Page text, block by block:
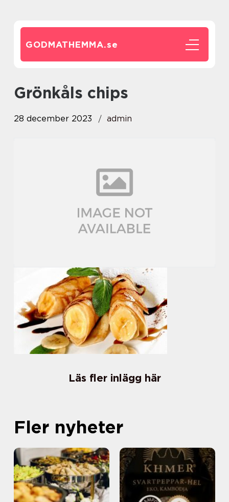
GODMATHEMMA.se
grönkåls chips
28 december 2023 admin
Läs fler inlägg här
Fler nyheter